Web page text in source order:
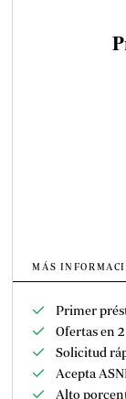
MÁS
Primer
Ofertas en
Solicitud
Acepta
Alto